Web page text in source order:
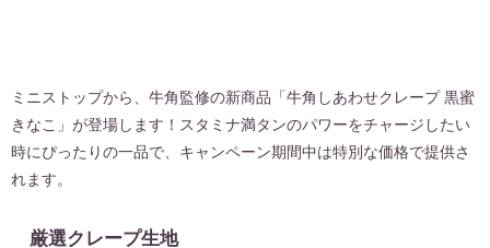
ミニストップから、牛角監修の新商品「牛角しあわせクレープ 黒蜜
きなこ」が登場します！スタミナ満タンのパワーをチャージしたい
時にぴったりの一品で、キャンペーン期間中は特別な価格で提供さ
れます。
厳選クレープ生地